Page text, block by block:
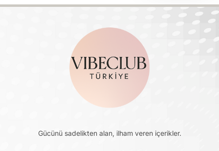
Gücünü sadelikten alan, ilham veren içerikler.